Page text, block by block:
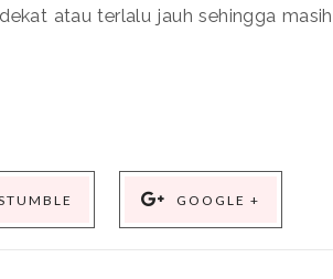
atau terlalu jauh sehingga masih
GOOGLE +